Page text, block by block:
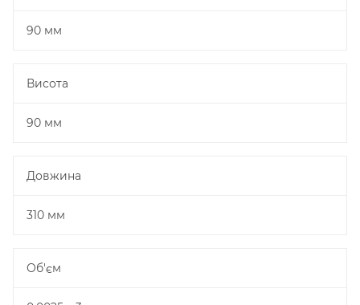
90 мм
Висота
90 мм
Довжина
310 мм
Об'єм